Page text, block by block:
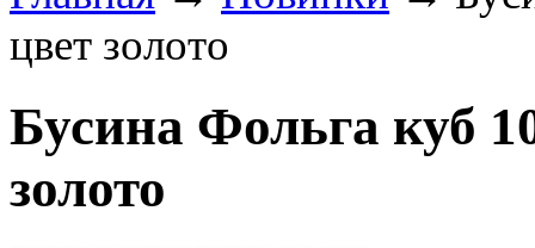
цвет золото
Бусина Фольга куб
золото